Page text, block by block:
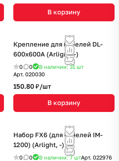
В корзину
Крепление для панелей DL-
600x600A (Arlight, -)
0 0 В наличии: 31 шт
Арт. 020030
150.80 ₽/шт
В корзину
Набор FX6 (для панелей IM-
1200) (Arlight, -)
0 0 В наличии: 7штАрт. 022976